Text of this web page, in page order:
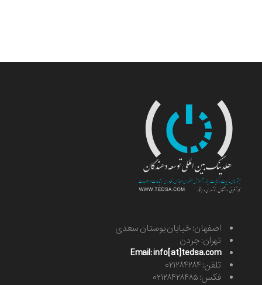
اصفهان: خیابان بوستان سعدی
تهران: جردن
Email: info[at]tedsa.com
تلفن: ۰۲۱۲۸۴۲۸۴
فکس: ۰۲۱۲۸۴۲۸۴۸۵